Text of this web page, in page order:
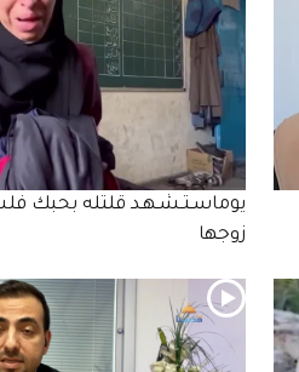
يوماسـتـشـهـد قلتله بحبك
زوجها